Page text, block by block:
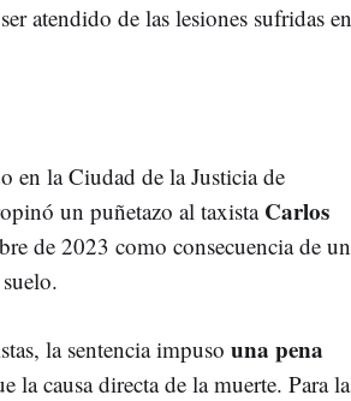
atendido de las lesiones sufridas en
en la Ciudad de la Justicia de
un puñetazo al taxista Carlos
de 2023 como consecuencia de un
la sentencia impuso una pena
la causa directa de la muerte. Para la